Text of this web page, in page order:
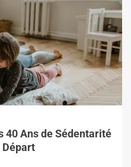
40 Ans de Sédentarité
Départ